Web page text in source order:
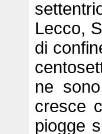
Lecco,
di
ne
cresce
piogge